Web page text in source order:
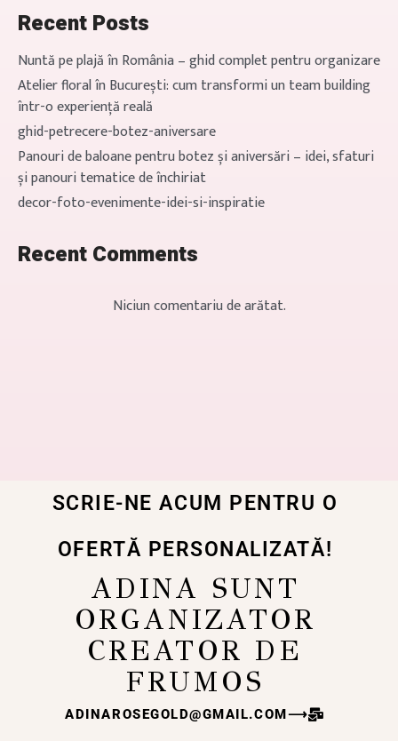
Recent Posts
Nuntă pe plajă în România – ghid complet pentru organizare
Atelier floral în București: cum transformi un team building
într-o experiență reală
ghid-petrecere-botez-aniversare
Panouri de baloane pentru botez și aniversări – idei, sfaturi
și panouri tematice de închiriat
decor-foto-evenimente-idei-si-inspiratie
Recent Comments
Niciun comentariu de arătat.
SCRIE-NE ACUM PENTRU O
OFERTĂ PERSONALIZATĂ!
ADINA SUNT
ORGANIZATOR
CREATOR DE
FRUMOS
ADINAROSEGOLD@GMAIL.COM⟶